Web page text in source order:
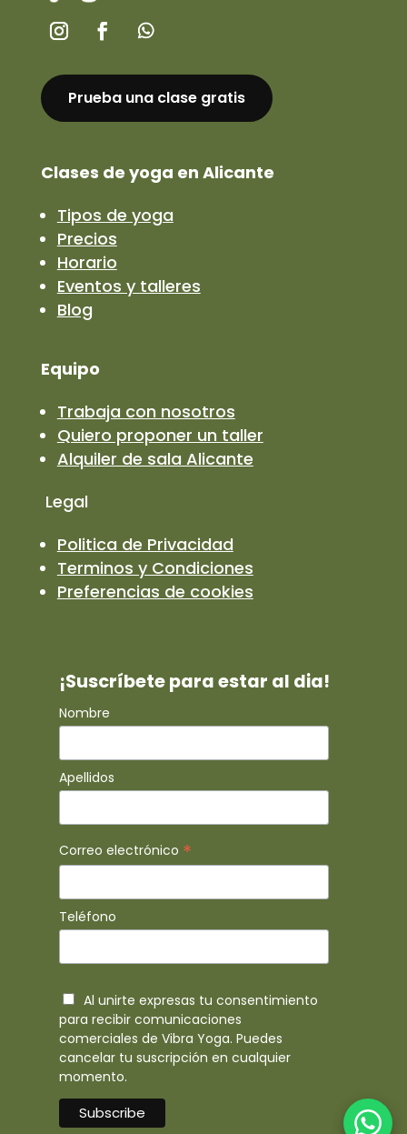
Prueba una clase gratis
Clases de yoga en Alicante
Tipos de yoga
Precios
Horario
Eventos y talleres
Blog
Equipo
Trabaja con nosotros
Quiero proponer un taller
Alquiler de sala Alicante
Legal
Politica de Privacidad
Terminos y Condiciones
Preferencias de cookies
¡Suscríbete para estar al dia!
Nombre
Apellidos
Correo electrónico *
Teléfono
Al unirte expresas tu consentimiento
para recibir comunicaciones
comerciales de Vibra Yoga. Puedes
cancelar tu suscripción en cualquier
momento.